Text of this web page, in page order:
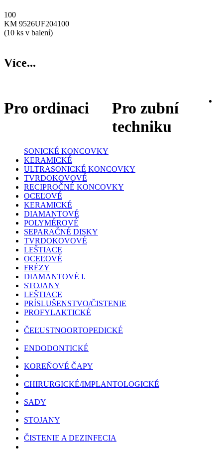
100
KM 9526UF204100
(10 ks v balení)
Více...
Pro ordinaci
Pro zubní
techniku
SONICKÉ KONCOVKY
KERAMICKÉ
ULTRASONICKÉ KONCOVKY
TVRDOKOVOVÉ
RECIPROČNÉ KONCOVKY
OCEĽOVÉ
KERAMICKÉ
DIAMANTOVÉ
POLYMÉROVÉ
SEPARAČNÉ DISKY
TVRDOKOVOVÉ
LEŠTIACE
OCEĽOVÉ
FRÉZY
DIAMANTOVÉ I.
STOJANY
LEŠTIACE
PRÍSLUŠENSTVO/ČISTENIE
PROFYLAKTICKÉ
ČEĽUSTNOORTOPEDICKÉ
ENDODONTICKÉ
KOREŇOVÉ ČAPY
CHIRURGICKÉ/IMPLANTOLOGICKÉ
SADY
STOJANY
ČISTENIE A DEZINFECIA